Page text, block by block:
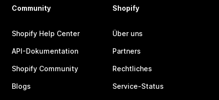
Community
Shopify Help Center
API-Dokumentation
Shopify Community
Blogs
Shopify
Über uns
Partners
Rechtliches
Service-Status